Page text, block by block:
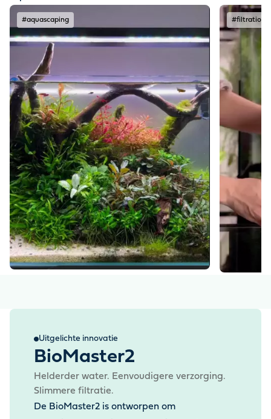
#aquascaping #filtration
Uitgelichte innovatie
BioMaster2
Helderder water. Eenvoudigere verzorging.
Slimmere filtratie.
De BioMaster2 is ontworpen om